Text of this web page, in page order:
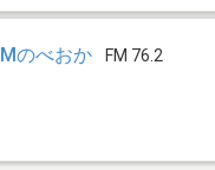
のべおか FM 76.2